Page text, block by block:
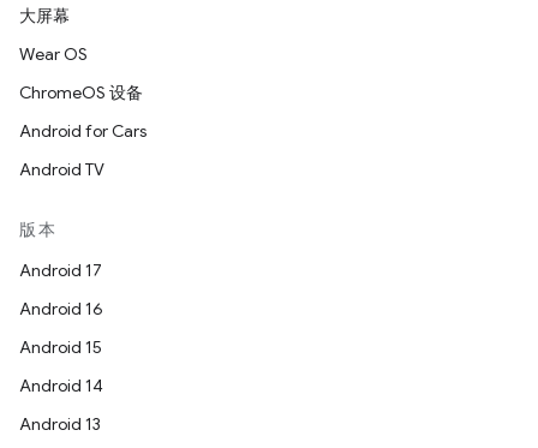
大屏幕
Wear OS
ChromeOS 设备
Android for Cars
Android TV
版本
Android 17
Android 16
Android 15
Android 14
Android 13